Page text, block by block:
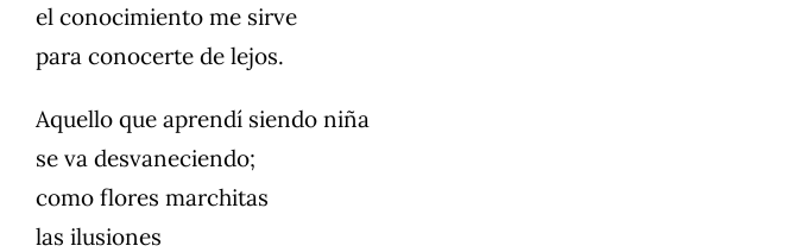
el conocimiento me sirve
para conocerte de lejos.
Aquello que aprendí siendo niña
se va desvaneciendo;
como flores marchitas
las ilusiones